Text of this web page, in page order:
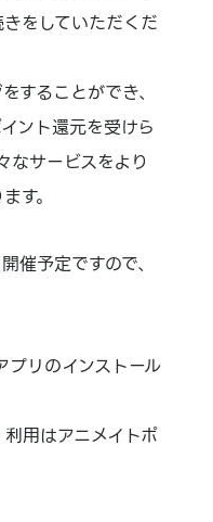
をしていただくだ
することができ、
ント還元を受けら
サービスをより
す。
催予定ですので、
リのインストール
用はアニメイトポ